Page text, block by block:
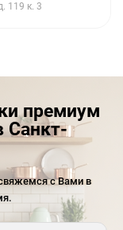
119 к. 3
премиум
Санкт-
с Вами в